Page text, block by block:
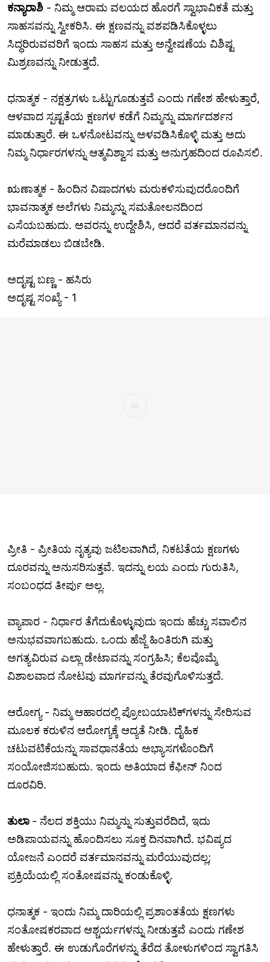
ಕನ್ಯಾರಾಶಿ - ನಿಮ್ಮ ಆರಾಮ ವಲಯದ ಹೊರಗೆ ಸ್ವಾಭಾವಿಕತೆ ಮತ್ತು
ಸಾಹಸವನ್ನು ಸ್ವೀಕರಿಸಿ. ಈ ಕ್ಷಣವನ್ನು ವಶಪಡಿಸಿಕೊಳ್ಳಲು
ಸಿದ್ಧರಿರುವವರಿಗೆ ಇಂದು ಸಾಹಸ ಮತ್ತು ಅನ್ವೇಷಣೆಯ ವಿಶಿಷ್ಟ
ಮಿಶ್ರಣವನ್ನು ನೀಡುತ್ತದೆ.
ಧನಾತ್ಮಕ - ನಕ್ಷತ್ರಗಳು ಒಟ್ಟುಗೂಡುತ್ತವೆ ಎಂದು ಗಣೇಶ ಹೇಳುತ್ತಾರೆ,
ಆಳವಾದ ಸ್ಪಷ್ಟತೆಯ ಕ್ಷಣಗಳ ಕಡೆಗೆ ನಿಮ್ಮನ್ನು ಮಾರ್ಗದರ್ಶನ
ಮಾಡುತ್ತಾರೆ. ಈ ಒಳನೋಟವನ್ನು ಅಳವಡಿಸಿಕೊಳ್ಳಿ ಮತ್ತು ಅದು
ನಿಮ್ಮ ನಿರ್ಧಾರಗಳನ್ನು ಆತ್ಮವಿಶ್ವಾಸ ಮತ್ತು ಅನುಗ್ರಹದಿಂದ ರೂಪಿಸಲಿ.
ಋಣಾತ್ಮಕ - ಹಿಂದಿನ ವಿಷಾದಗಳು ಮರುಕಳಿಸುವುದರೊಂದಿಗೆ
ಭಾವನಾತ್ಮಕ ಅಲೆಗಳು ನಿಮ್ಮನ್ನು ಸಮತೋಲನದಿಂದ
ಎಸೆಯಬಹುದು. ಅವರನ್ನು ಉದ್ದೇಶಿಸಿ, ಆದರೆ ವರ್ತಮಾನವನ್ನು
ಮರೆಮಾಡಲು ಬಿಡಬೇಡಿ.
ಅದೃಷ್ಟ ಬಣ್ಣ - ಹಸಿರು
ಅದೃಷ್ಟ ಸಂಖ್ಯೆ - 1
ಪ್ರೀತಿ - ಪ್ರೀತಿಯ ನೃತ್ಯವು ಜಟಿಲವಾಗಿದೆ, ನಿಕಟತೆಯ ಕ್ಷಣಗಳು
ದೂರವನ್ನು ಅನುಸರಿಸುತ್ತವೆ. ಇದನ್ನು ಲಯ ಎಂದು ಗುರುತಿಸಿ,
ಸಂಬಂಧದ ತೀರ್ಪು ಅಲ್ಲ.
ವ್ಯಾಪಾರ - ನಿರ್ಧಾರ ತೆಗೆದುಕೊಳ್ಳುವುದು ಇಂದು ಹೆಚ್ಚು ಸವಾಲಿನ
ಅನುಭವವಾಗಬಹುದು. ಒಂದು ಹೆಜ್ಜೆ ಹಿಂತಿರುಗಿ ಮತ್ತು
ಅಗತ್ಯವಿರುವ ಎಲ್ಲಾ ಡೇಟಾವನ್ನು ಸಂಗ್ರಹಿಸಿ; ಕೆಲವೊಮ್ಮೆ
ವಿಶಾಲವಾದ ನೋಟವು ಮಾರ್ಗವನ್ನು ತೆರವುಗೊಳಿಸುತ್ತದೆ.
ಆರೋಗ್ಯ - ನಿಮ್ಮ ಆಹಾರದಲ್ಲಿ ಪ್ರೋಬಯಾಟಿಕ್‌ಗಳನ್ನು ಸೇರಿಸುವ
ಮೂಲಕ ಕರುಳಿನ ಆರೋಗ್ಯಕ್ಕೆ ಆದ್ಯತೆ ನೀಡಿ. ದೈಹಿಕ
ಚಟುವಟಿಕೆಯನ್ನು ಸಾವಧಾನತೆಯ ಅಭ್ಯಾಸಗಳೊಂದಿಗೆ
ಸಂಯೋಜಿಸಬಹುದು. ಇಂದು ಅತಿಯಾದ ಕೆಫೀನ್ ನಿಂದ
ದೂರವಿರಿ.
ತುಲಾ - ನೆಲದ ಶಕ್ತಿಯು ನಿಮ್ಮನ್ನು ಸುತ್ತುವರೆದಿದೆ, ಇದು
ಅಡಿಪಾಯವನ್ನು ಹೊಂದಿಸಲು ಸೂಕ್ತ ದಿನವಾಗಿದೆ. ಭವಿಷ್ಯದ
ಯೋಜನೆ ಎಂದರೆ ವರ್ತಮಾನವನ್ನು ಮರೆಯುವುದಲ್ಲ;
ಪ್ರಕ್ರಿಯೆಯಲ್ಲಿ ಸಂತೋಷವನ್ನು ಕಂಡುಕೊಳ್ಳಿ.
ಧನಾತ್ಮಕ - ಇಂದು ನಿಮ್ಮ ದಾರಿಯಲ್ಲಿ ಪ್ರಶಾಂತತೆಯ ಕ್ಷಣಗಳು
ಸಂತೋಷಕರವಾದ ಆಶ್ಚರ್ಯಗಳನ್ನು ನೀಡುತ್ತವೆ ಎಂದು ಗಣೇಶ
ಹೇಳುತ್ತಾರೆ. ಈ ಉಡುಗೊರೆಗಳನ್ನು ತೆರೆದ ತೋಳುಗಳಿಂದ ಸ್ವಾಗತಿಸಿ